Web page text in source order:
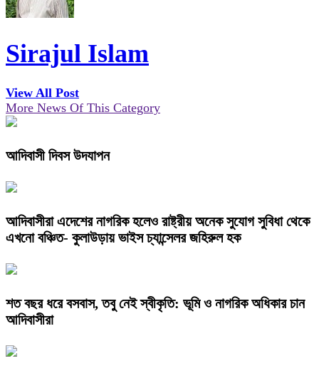
Sirajul Islam
View All Post
More News Of This Category
আদিবাসী দিবস উদযাপন
আদিবাসীরা এদেশের নাগরিক হলেও রাষ্ট্রীয় অনেক সুযোগ সুবিধা থেকে
এখনো বঞ্চিত- কুলাউড়ায় ভাইস চ্যান্সেলর জহিরুল হক
শত বছর ধরে বসবাস, তবু নেই স্বীকৃতি: ভূমি ও নাগরিক অধিকার চান
আদিবাসীরা